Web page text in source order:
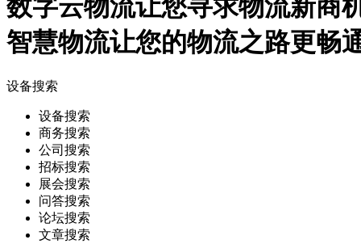
数字云物流让您寻求物流新商
智慧物流让您的物流之路更畅
设备搜索
设备搜索
商务搜索
公司搜索
招标搜索
展会搜索
问答搜索
论坛搜索
文章搜索